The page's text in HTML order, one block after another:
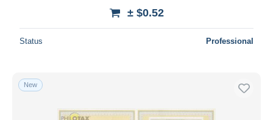
± $0.52
Status Professional
New